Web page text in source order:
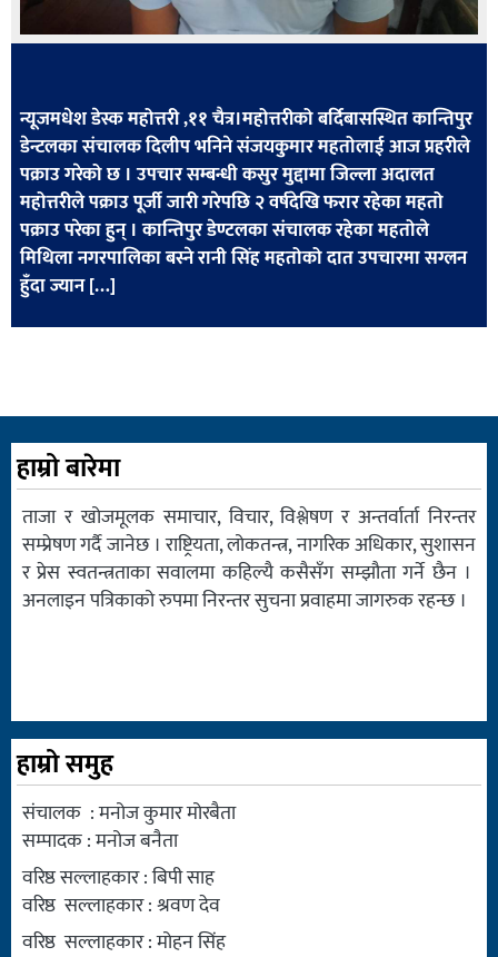
मनोरञ्जन
भिडियो
अन्य
समाज
शिक्षा
न्यूजमधेश डेस्क महोत्तरी ,११ चैत्र।महोत्तरीको बर्दिबासस्थित कान्तिपुर
डेन्टलका संचालक दिलीप भनिने संजयकुमार महतोलाई आज प्रहरीले
पक्राउ गरेको छ । उपचार सम्बन्धी कसुर मुद्दामा जिल्ला अदालत
महोत्तरीले पक्राउ पूर्जी जारी गरेपछि २ वर्षदेखि फरार रहेका महतो
पक्राउ परेका हुन् । कान्तिपुर डेण्टलका संचालक रहेका महतोले
मिथिला नगरपालिका बस्ने रानी सिंह महतोको दात उपचारमा सग्लन
हुँदा ज्यान […]
हाम्रो बारेमा
ताजा र खोजमूलक समाचार, विचार, विश्लेषण र अन्तर्वार्ता निरन्तर
सम्प्रेषण गर्दै जानेछ । राष्ट्रियता, लोकतन्त्र, नागरिक अधिकार, सुशासन
र प्रेस स्वतन्त्रताका सवालमा कहिल्यै कसैसँग सम्झौता गर्ने छैन ।
अनलाइन पत्रिकाको रुपमा निरन्तर सुचना प्रवाहमा जागरुक रहन्छ ।
हाम्रो समुह
संचालक : मनोज कुमार मोरबैता
सम्पादक : मनोज बनैता
वरिष्ठ सल्लाहकार : बिपी साह
वरिष्ठ सल्लाहकार : श्रवण देव
वरिष्ठ सल्लाहकार : मोहन सिंह